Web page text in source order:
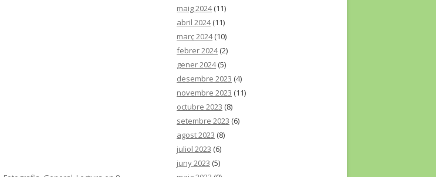
maig 2024(11)
abril 2024(11)
març 2024(10)
febrer 2024(2)
gener 2024(5)
desembre 2023 (4)
novembre 2023 (11)
octubre 2023 (8)
setembre 2023 (6)
agost 2023 (8)
juliol 2023 (6)
juny 2023 (5)